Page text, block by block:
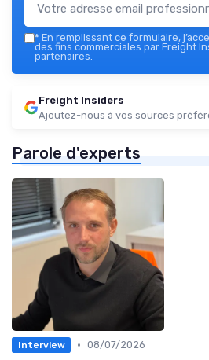
* En remplissant ce formulaire,
des fins commerciales par Freight
partenaires.
Freight Insiders
Ajoutez-nous à vos sources
Parole d'experts
Interview • 08/07/2026